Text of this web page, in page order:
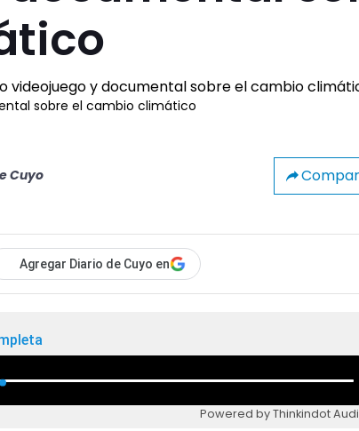
sobre el cambio climático
Cuyo
Agregar Diario de Cuyo en
Powered by Thinkindot